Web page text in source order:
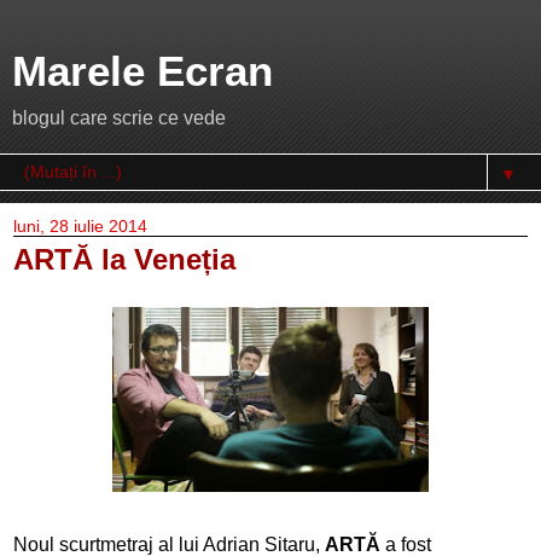
Marele Ecran
blogul care scrie ce vede
▼
luni, 28 iulie 2014
ARTĂ la Veneția
Noul scurtmetraj al lui Adrian Sitaru, ARTĂ a fost